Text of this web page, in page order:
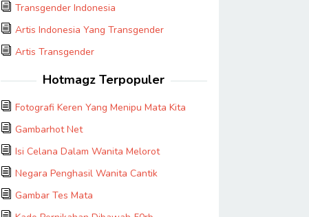
Transgender Indonesia
Artis Indonesia Yang Transgender
Artis Transgender
Hotmagz Terpopuler
Fotografi Keren Yang Menipu Mata Kita
Gambarhot Net
Isi Celana Dalam Wanita Melorot
Negara Penghasil Wanita Cantik
Gambar Tes Mata